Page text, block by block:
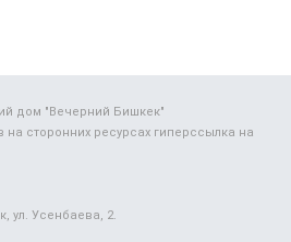
дом "Вечерний Бишкек"
сторонних ресурсах гиперссылка на
ул. Усенбаева, 2.